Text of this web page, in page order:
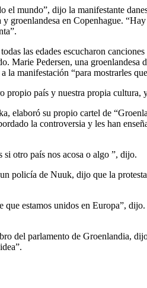
el mundo”, dijo la manifestante
y groenlandesa en Copenhague.
las edades escucharon
Marie Pedersen, una groenlandesa
la manifestación “para mostrarles
propio país y nuestra propia cultura,
elaboró su propio cartel de
la controversia y les han
otro país nos acosa o algo ”, dijo.
policía de Nuuk, dijo que la
que estamos unidos en Europa”,
del parlamento de Groenlandia,